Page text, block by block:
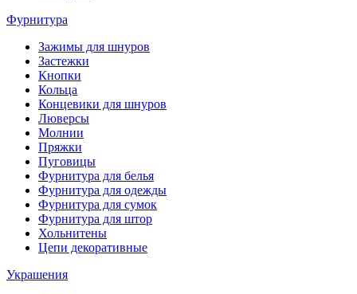
Фурнитура
Зажимы для шнуров
Застежки
Кнопки
Кольца
Концевики для шнуров
Люверсы
Молнии
Пряжки
Пуговицы
Фурнитура для белья
Фурнитура для одежды
Фурнитура для сумок
Фурнитура для штор
Хольнитены
Цепи декоративные
Украшения